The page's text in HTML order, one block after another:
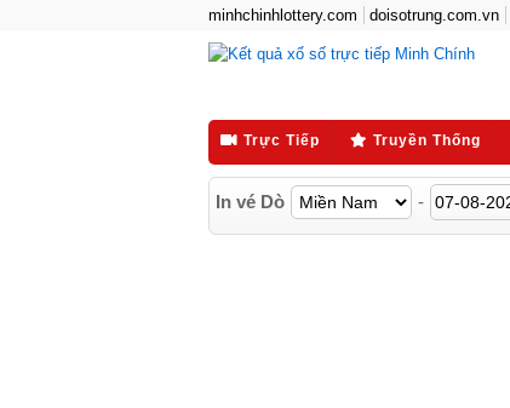
minhchinhlottery.com doisotrung.com.vn
Trực Tiếp Truyền Thống
In vé Dò -